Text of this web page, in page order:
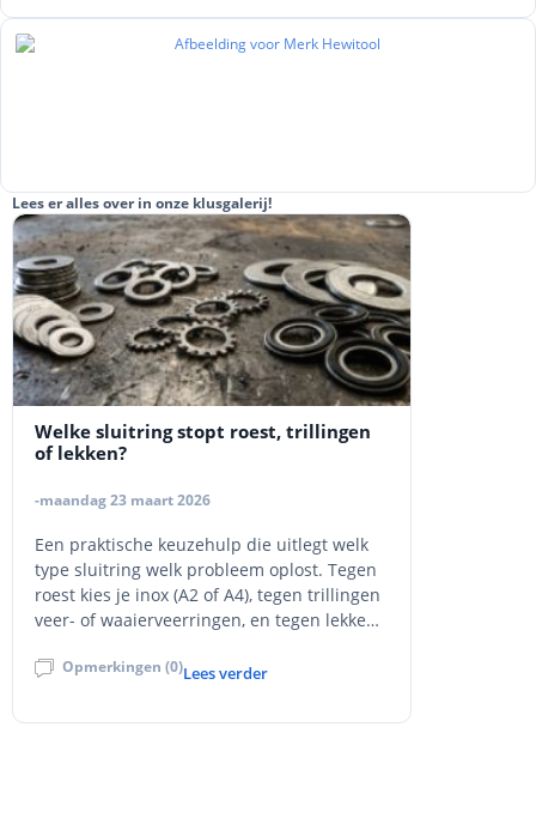
Lees er alles over in onze klusgalerij!
Welke sluitring stopt roest, trillingen
of lekken?
-maandag 23 maart 2026
Een praktische keuzehulp die uitlegt welk
type sluitring welk probleem oplost. Tegen
roest kies je inox (A2 of A4), tegen trillingen
veer- of waaierveerringen, en tegen lekken
en carrosserieringen verdelen druk. Met
veelgemaakte fouten en een snelle
Opmerkingen (0)Lees verder